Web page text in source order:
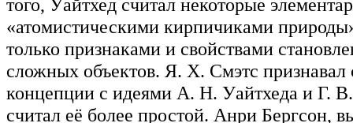
того, Уайтхед считал некоторые
«атомистическими кирпичиками
только признаками и свойствами
сложных объектов. Я. Х. Смэтс признавал
концепции с идеями А. Н. Уайтхеда и Г.
считал её более простой. Анри Бергсон,